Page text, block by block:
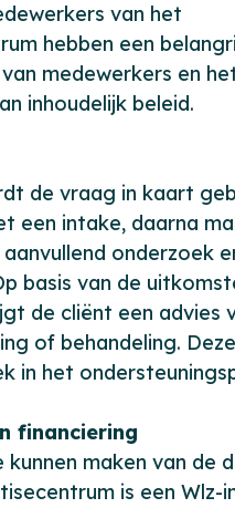
van het
hebben een
medewerkers en
inhoudelijk beleid.
de vraag in kaart
een intake, daarna
onderzoek
basis van de
de cliënt een advies
of behandeling.
in het
financiering
kunnen maken van de
is een Wlz-